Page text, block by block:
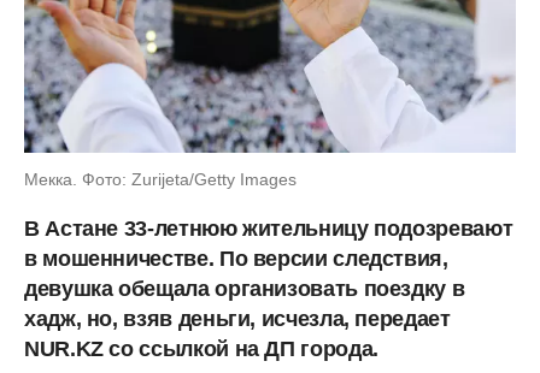
Мекка. Фото: Zurijeta/Getty Images
В Астане 33-летнюю жительницу подозревают
в мошенничестве. По версии следствия,
девушка обещала организовать поездку в
хадж, но, взяв деньги, исчезла, передает
NUR.KZ со ссылкой на ДП города.